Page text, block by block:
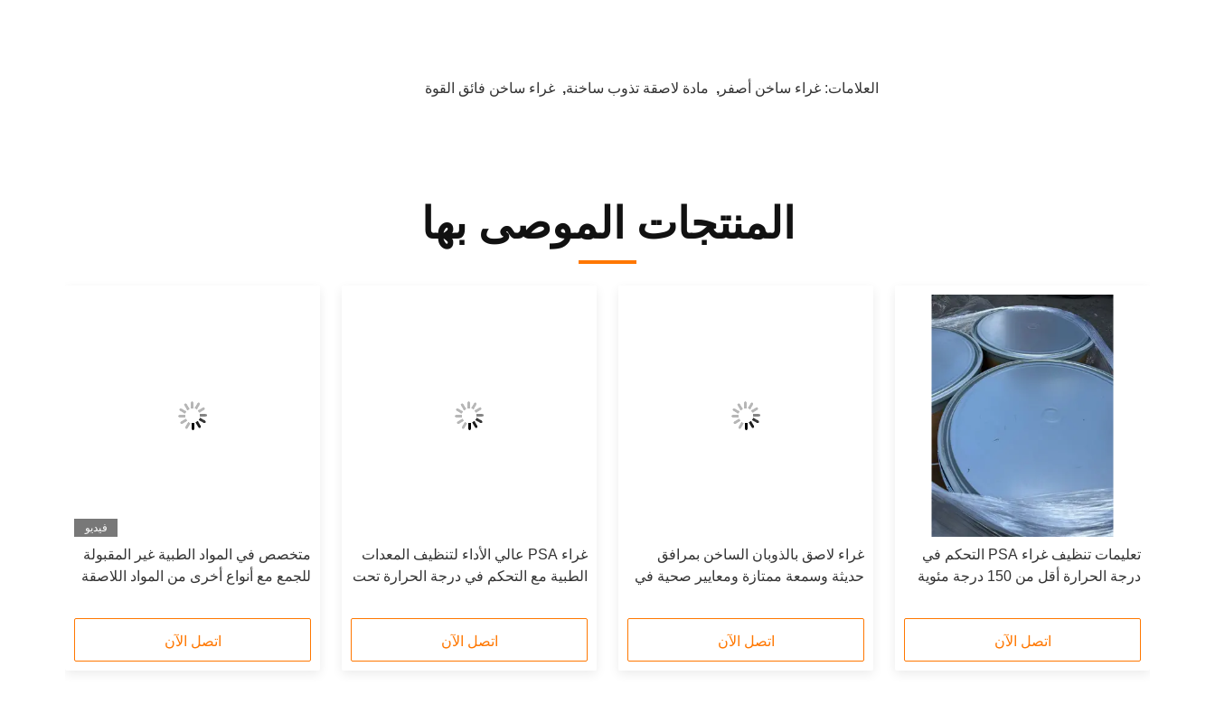
العلامات: غراء ساخن أصفر , مادة لاصقة تذوب ساخنة, غراء ساخن فائق القوة
المنتجات الموصى بها
تعليمات تنظيف غراء PSA التحكم في
درجة الحرارة أقل من 150 درجة مئوية
كتل / 25 كجم / كرتون
اتصل الآن
غراء لاصق بالذوبان الساخن بمرافق
حديثة وسمعة ممتازة ومعايير صحية في
التجارية الناجحة
اتصل الآن
غراء PSA عالي الأداء لتنظيف المعدات
الطبية مع التحكم في درجة الحرارة تحت
اتصل الآن
فيديو
متخصص في المواد الطبية غير المقبولة
للجمع مع أنواع أخرى من المواد اللاصقة
اتصل الآن